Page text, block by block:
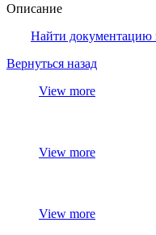
Описание
Найти документацию
Вернуться назад
View more
View more
View more